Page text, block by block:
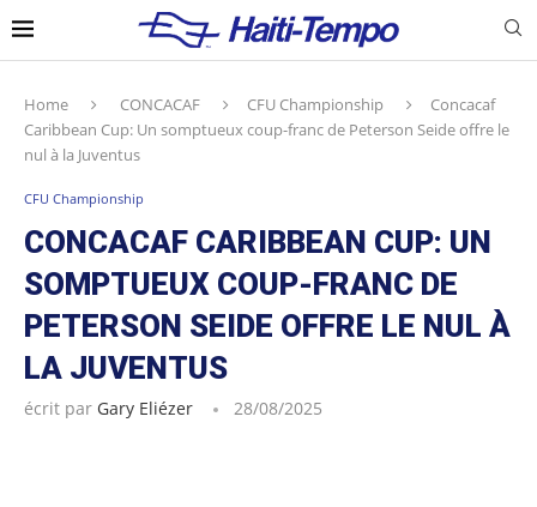
Home CONCACAF CFU Championship
Concacaf
Caribbean Cup: Un somptueux coup-franc de Peterson Seide offre le
nul à la Juventus
CFU Championship
CONCACAF CARIBBEAN CUP: UN
SOMPTUEUX COUP-FRANC DE
PETERSON SEIDE OFFRE LE NUL À
LA JUVENTUS
écrit par Gary Eliézer 28/08/2025